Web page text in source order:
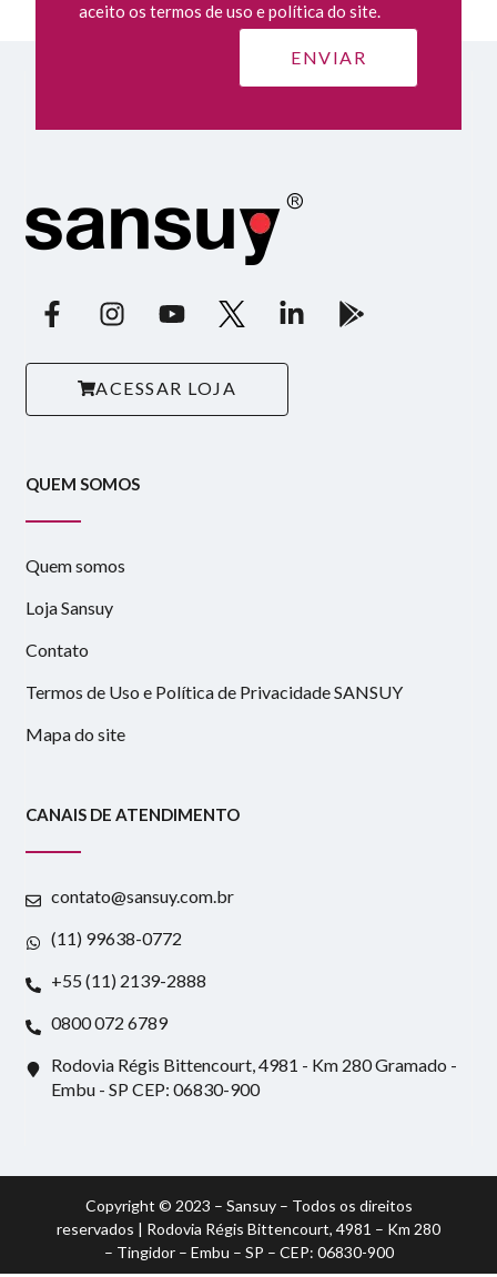
aceito os termos de uso e política do site.
ACESSAR LOJA
QUEM SOMOS
Quem somos
Loja Sansuy
Contato
Termos de Uso e Política de Privacidade SANSUY
Mapa do site
CANAIS DE ATENDIMENTO
contato@sansuy.com.br
(11) 99638-0772
+55 (11) 2139-2888
0800 072 6789
Rodovia Régis Bittencourt, 4981 - Km 280 Gramado -
Embu - SP CEP: 06830-900
Copyright © 2023 – Sansuy – Todos os direitos
reservados | Rodovia Régis Bittencourt, 4981 – Km 280
– Tingidor – Embu – SP – CEP: 06830-900